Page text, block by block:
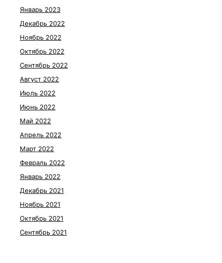
Январь 2023
Декабрь 2022
Ноябрь 2022
Октябрь 2022
Сентябрь 2022
Август 2022
Июль 2022
Июнь 2022
Май 2022
Апрель 2022
Март 2022
Февраль 2022
Январь 2022
Декабрь 2021
Ноябрь 2021
Октябрь 2021
Сентябрь 2021